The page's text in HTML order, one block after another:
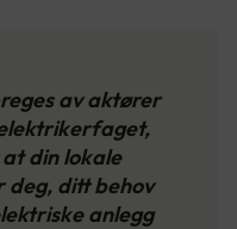
av aktører
din lokale
ditt behov
anlegg